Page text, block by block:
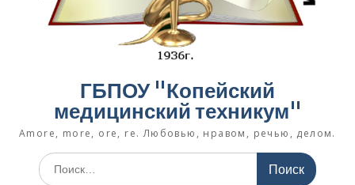
ГБПОУ "Копейский
медицинский техникум"
Amore, more, ore, re. Любовью, нравом, речью, делом.
Поиск
по: